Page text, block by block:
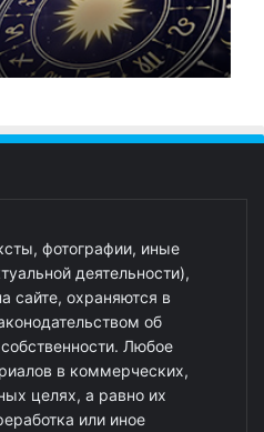
фотографии, иные
деятельности),
сайте, охраняются в
об
Любое
в коммерческих,
целях, а равно их
или иное